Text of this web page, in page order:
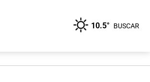
10.5° BUSCAR